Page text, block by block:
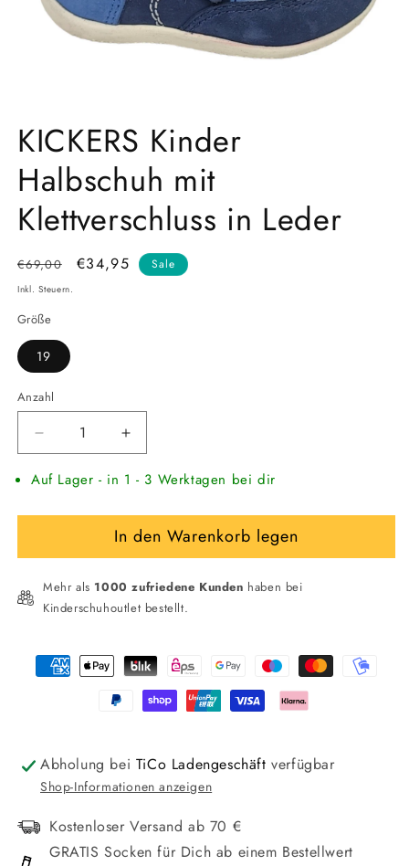
in
Modal
öffnen
KICKERS Kinder
Halbschuh mit
Klettverschluss in Leder
Normaler
Preis
€69,00 Verkaufspreis
€34,95 Sale
Inkl. Steuern.
Größe
19
Anzahl
Verringere
die
Menge
KICKERS
Halbschuh
Klettverschluss
in
Erhöhe
die
Menge
KICKERS
Kinder
Halbschuh
Klettverschluss
in
Auf Lager - in 1 - 3 Werktagen bei dir
In den Warenkorb legen
Mehr als 1000 zufriedene Kunden haben bei
Kinderschuhoutlet bestellt.
Zahlungsmethoden
Abholung bei TiCo Ladengeschäft verfügbar
Shop-Informationen anzeigen
Kostenloser Versand ab 70 €
GRATIS Socken für Dich ab einem Bestellwert